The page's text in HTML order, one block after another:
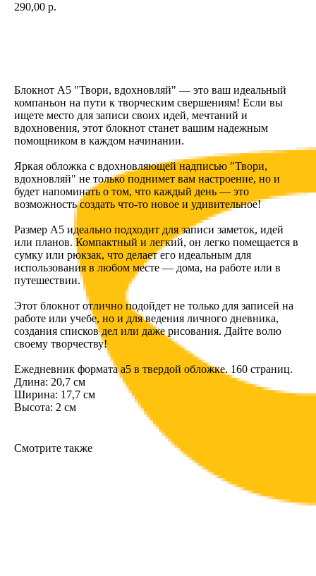
290,00 р.
Блокнот А5 "Твори, вдохновляй" — это ваш идеальный
компаньон на пути к творческим свершениям! Если вы
ищете место для записи своих идей, мечтаний и
вдохновения, этот блокнот станет вашим надежным
помощником в каждом начинании.
Яркая обложка с вдохновляющей надписью "Твори,
вдохновляй" не только поднимет вам настроение, но и
будет напоминать о том, что каждый день — это
возможность создать что-то новое и удивительное!
Размер А5 идеально подходит для записи заметок, идей
или планов. Компактный и легкий, он легко помещается в
сумку или рюкзак, что делает его идеальным для
использования в любом месте — дома, на работе или в
путешествии.
Этот блокнот отлично подойдет не только для записей на
работе или учебе, но и для ведения личного дневника,
создания списков дел или даже рисования. Дайте волю
своему творчеству!
Ежедневник формата а5 в твердой обложке. 160 страниц.
Длина: 20,7 см
Ширина: 17,7 см
Высота: 2 см
Смотрите также